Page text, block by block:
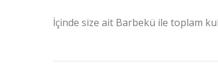
İçinde size ait Barbekü ile toplam